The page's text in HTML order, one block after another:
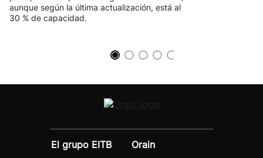
aunque según la última actualización, está al
30 % de capacidad.
El grupo EITB
Orain